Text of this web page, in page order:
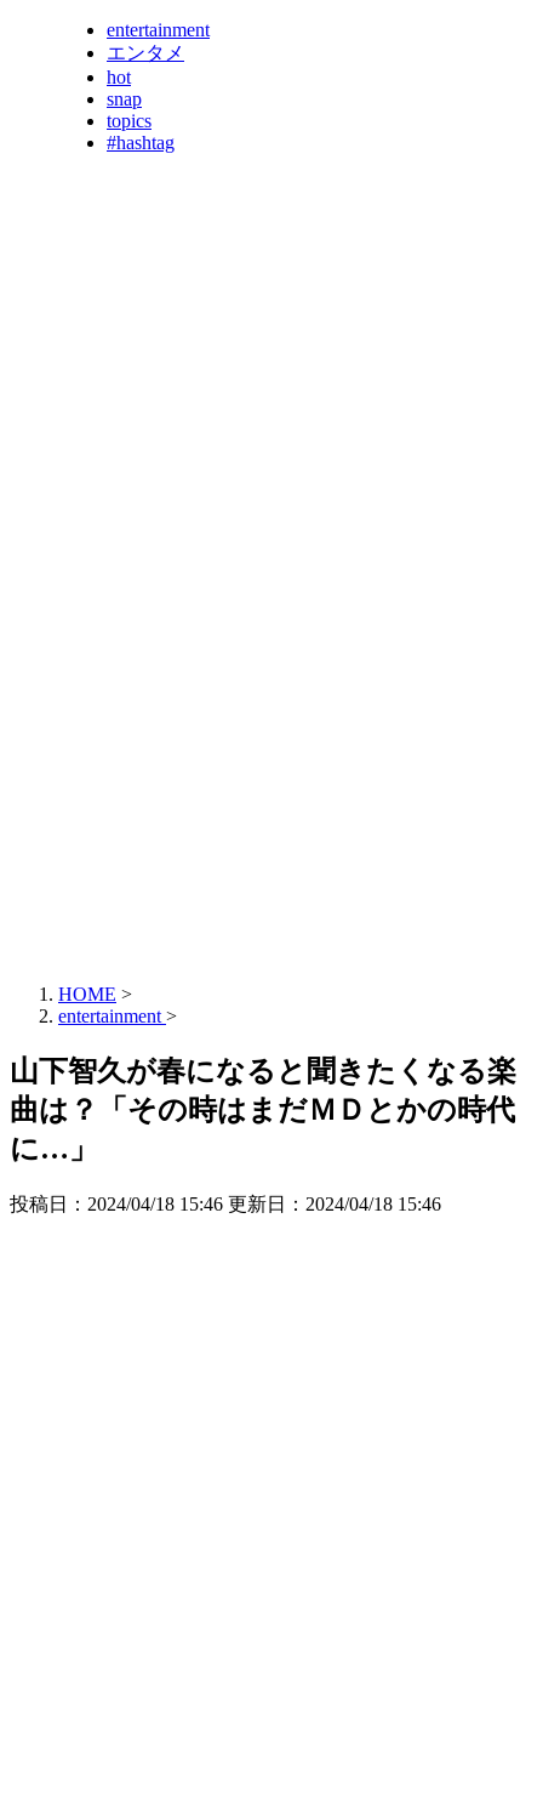
entertainment
エンタメ
hot
snap
topics
#hashtag
HOME >
entertainment >
山下智久が春になると聞きたくなる楽
曲は？「その時はまだＭＤとかの時代
に…」
投稿日：2024/04/18 15:46 更新日： 2024/04/18 15:46